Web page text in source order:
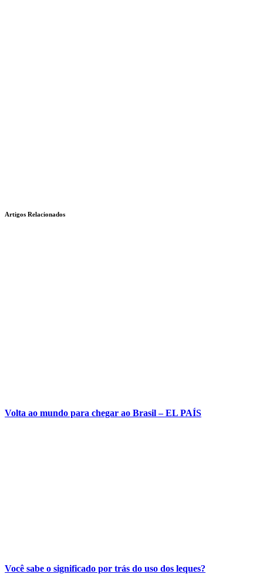
Artigos Relacionados
Volta ao mundo para chegar ao Brasil – EL PAÍS
Você sabe o significado por trás do uso dos leques?